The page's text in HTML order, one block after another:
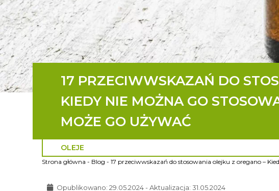
17 PRZECIWWSKAZAŃ DO
KIEDY NIE MOŻNA GO
MOŻE GO UŻYWAĆ
OLEJE
Strona główna - Blog - 17 przeciwwskazań do stosowania olejku z oregano –
Opublikowano: 29.05.2024 - Aktualizacja: 31.05.2024